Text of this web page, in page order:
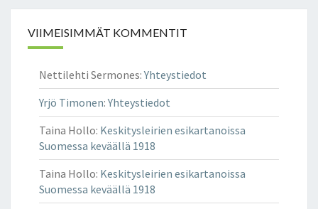
VIIMEISIMMÄT KOMMENTIT
Nettilehti Sermones:Yhteystiedot
Yrjö Timonen:Yhteystiedot
Taina Hollo: Keskitysleirien esikartanoissa
Suomessa keväällä 1918
Taina Hollo: Keskitysleirien esikartanoissa
Suomessa keväällä 1918